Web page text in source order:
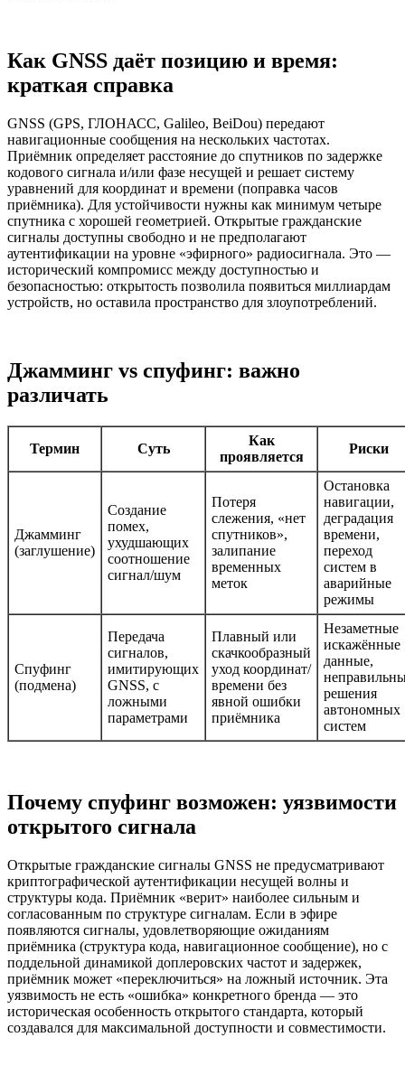
Как GNSS даёт позицию и время:
краткая справка
GNSS (GPS, ГЛОНАСС, Galileo, BeiDou) передают
навигационные сообщения на нескольких частотах.
Приёмник определяет расстояние до спутников по задержке
кодового сигнала и/или фазе несущей и решает систему
уравнений для координат и времени (поправка часов
приёмника). Для устойчивости нужны как минимум четыре
спутника с хорошей геометрией. Открытые гражданские
сигналы доступны свободно и не предполагают
аутентификации на уровне «эфирного» радиосигнала. Это —
исторический компромисс между доступностью и
безопасностью: открытость позволила появиться миллиардам
устройств, но оставила пространство для злоупотреблений.
Джамминг vs спуфинг: важно
различать
Термин Суть
Как
проявляется
Риски
Джамминг
(заглушение)
Создание
помех,
ухудшающих
соотношение
сигнал/шум
Потеря
слежения, «нет
спутников»,
залипание
временных
меток
Остановка
навигации,
деградация
времени,
переход
систем в
аварийные
режимы
Спуфинг
(подмена)
Передача
сигналов,
имитирующих
GNSS, с
ложными
параметрами
Плавный или
скачкообразный
уход координат/
времени без
явной ошибки
приёмника
Незаметные
искажённые
данные,
решения
автономных
систем
Почему спуфинг возможен: уязвимости
открытого сигнала
Открытые гражданские сигналы GNSS не предусматривают
криптографической аутентификации несущей волны и
структуры кода. Приёмник «верит» наиболее сильным и
согласованным по структуре сигналам. Если в эфире
появляются сигналы, удовлетворяющие ожиданиям
приёмника (структура кода, навигационное сообщение), но с
поддельной динамикой доплеровских частот и задержек,
приёмник может «переключиться» на ложный источник. Эта
уязвимость не есть «ошибка» конкретного бренда — это
историческая особенность открытого стандарта, который
создавался для максимальной доступности и совместимости.